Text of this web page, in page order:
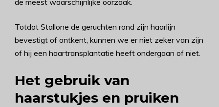
de meest waarschijnlijke oorzaak.
Totdat Stallone de geruchten rond zijn haarlijn
bevestigt of ontkent, kunnen we er niet zeker van zijn
of hij een haartransplantatie heeft ondergaan of niet.
Het gebruik van
haarstukjes en pruiken